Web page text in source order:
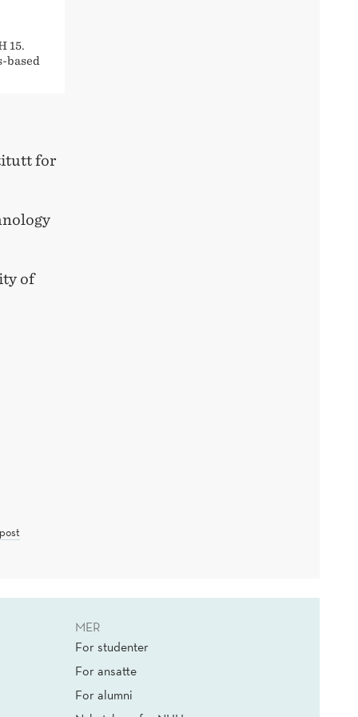
15.
based
for
of
MER
For studenter
For ansatte
For alumni